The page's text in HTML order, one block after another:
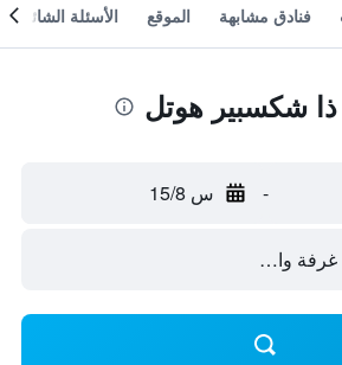
فنادق مشابهة الموقع الأسئلة الشائعة
شكسبير هوتل
- س 15/8